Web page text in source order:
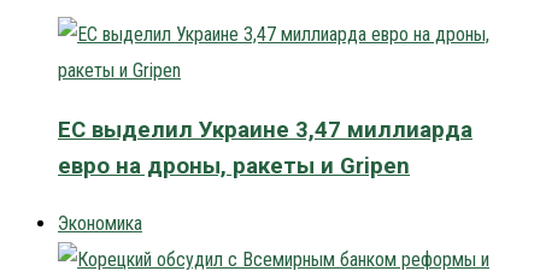
ЕС выделил Украине 3,47 миллиарда
евро на дроны, ракеты и Gripen
Экономика